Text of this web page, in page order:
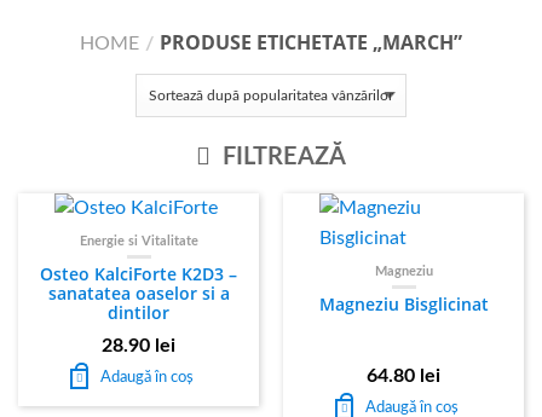
HOME / PRODUSE ETICHETATE „MARCH”
FILTREAZĂ
Energie si Vitalitate
Osteo KalciForte K2D3 –
sanatatea oaselor si a
dintilor
28.90 lei
Adaugă în coș
Magneziu
Magneziu Bisglicinat
64.80 lei
Adaugă în coș